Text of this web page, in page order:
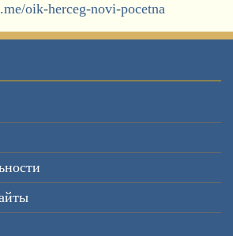
oik-herceg-novi-pocetna